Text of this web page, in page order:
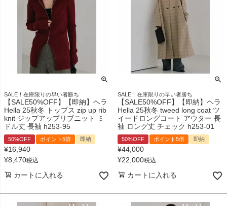
SALE！在庫限りの早い者勝ち
【SALE50%OFF】【即納】ヘラ
Hella 25秋冬 トップス zip up rib
knit ジップアップリブニット ミ
ドル丈 長袖 h253-95
50%OFF ポイント5倍 即納
¥16,940
¥8,470税込
カートに入れる
SALE！在庫限りの早い者勝ち
【SALE50%OFF】【即納】ヘラ
Hella 25秋冬 tweed long coat ツ
イードロングコート アウター 長
袖 ロング丈 チェック h253-01
50%OFF ポイント5倍 即納
¥44,000
¥22,000税込
カートに入れる